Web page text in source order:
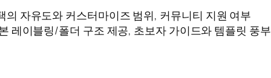
의 자유도와 커스터마이즈 범위, 커뮤니티 지원 여부
레이블링/폴더 구조 제공, 초보자 가이드와 템플릿 풍부